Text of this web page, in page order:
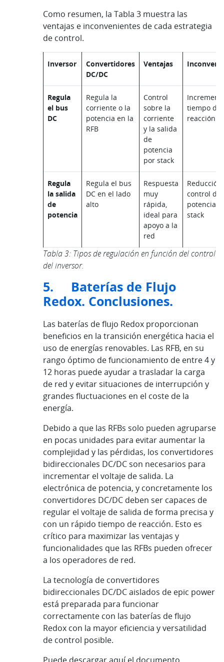
Como resumen, la Tabla 3 muestra las
ventajas e inconvenientes de cada estrategia
de control.
Inversor
Convertidores
DC/DC
Ventajas
Regula
el bus
DC
Regula la
corriente o la
potencia en la
RFB
Control
sobre la
corriente
y la salida
de
potencia
por stack
tiempo de
reacción
Regula
la salida
de
potencia
Regula el bus
DC en el lado
alto
Respuesta
muy
rápida,
ideal para
apoyo a la
red
control de
potencia
stack
Tabla 3: Tipos de regulación en función del control
del inversor.
5. Baterías de Flujo
Redox. Conclusiones.
Las baterías de flujo Redox proporcionan
beneficios en la transición energética hacia el
uso de energías renovables. Las RFB, en su
rango óptimo de funcionamiento de entre 4 y
12 horas puede ayudar a trasladar la carga
de red y evitar situaciones de interrupción y
grandes fluctuaciones en el coste de la
energía.
Debido a que las RFBs solo pueden agruparse
en pocas unidades para evitar aumentar la
complejidad y las pérdidas, los convertidores
bidireccionales DC/DC son necesarios para
incrementar el voltaje de salida. La
electrónica de potencia, y concretamente los
convertidores DC/DC deben ser capaces de
regular el voltaje de salida de forma precisa y
con un rápido tiempo de reacción. Esto es
crítico para maximizar las ventajas y
funcionalidades que las RFBs pueden ofrecer
a los operadores de red.
La tecnología de convertidores
bidireccionales DC/DC aislados de epic power
está preparada para funcionar
correctamente con las baterías de flujo
Redox con la mayor eficiencia y versatilidad
de control posible.